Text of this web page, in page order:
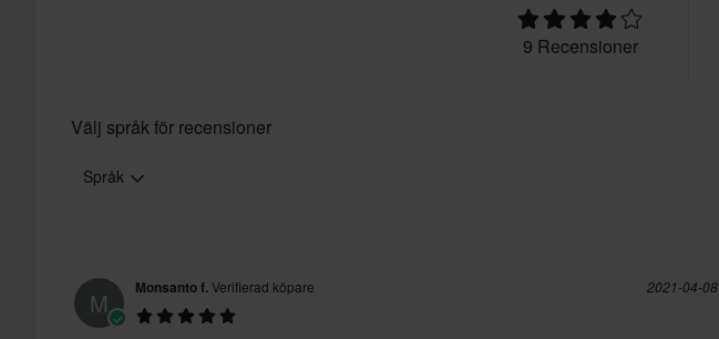
9 Recensioner
Välj språk för recensioner
Språk
M Monsanto f.Verifierad köpare 2021-04-08